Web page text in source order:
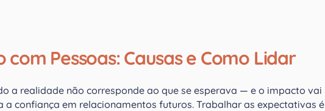
com Pessoas: Causas e Como Lidar
a realidade não corresponde ao que se esperava — e o impacto vai
a confiança em relacionamentos futuros. Trabalhar as expectativas é